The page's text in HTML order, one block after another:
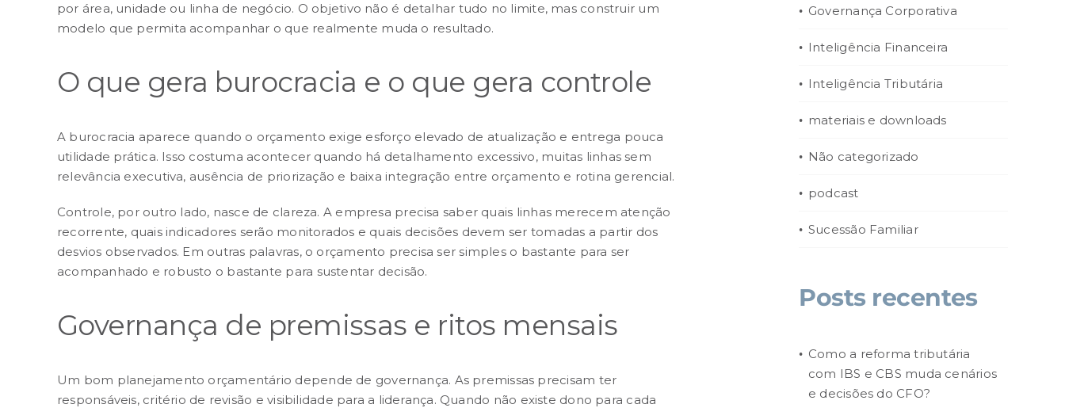
por área, unidade ou linha de negócio. O objetivo não é detalhar tudo no limite, mas construir um
modelo que permita acompanhar o que realmente muda o resultado.
O que gera burocracia e o que gera controle
A burocracia aparece quando o orçamento exige esforço elevado de atualização e entrega pouca
utilidade prática. Isso costuma acontecer quando há detalhamento excessivo, muitas linhas sem
relevância executiva, ausência de priorização e baixa integração entre orçamento e rotina gerencial.
Controle, por outro lado, nasce de clareza. A empresa precisa saber quais linhas merecem atenção
recorrente, quais indicadores serão monitorados e quais decisões devem ser tomadas a partir dos
desvios observados. Em outras palavras, o orçamento precisa ser simples o bastante para ser
acompanhado e robusto o bastante para sustentar decisão.
Governança de premissas e ritos mensais
Um bom planejamento orçamentário depende de governança. As premissas precisam ter
responsáveis, critério de revisão e visibilidade para a liderança. Quando não existe dono para cada
Governança Corporativa
Inteligência Financeira
Inteligência Tributária
materiais e downloads
Não categorizado
podcast
Sucessão Familiar
Posts recentes
Como a reforma tributária
com IBS e CBS muda cenários
e decisões do CFO?